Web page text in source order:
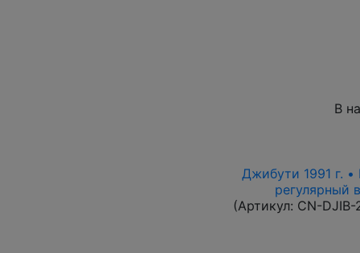
В
Джибути 1991 г.
регулярный
(Артикул: CN-DJIB-